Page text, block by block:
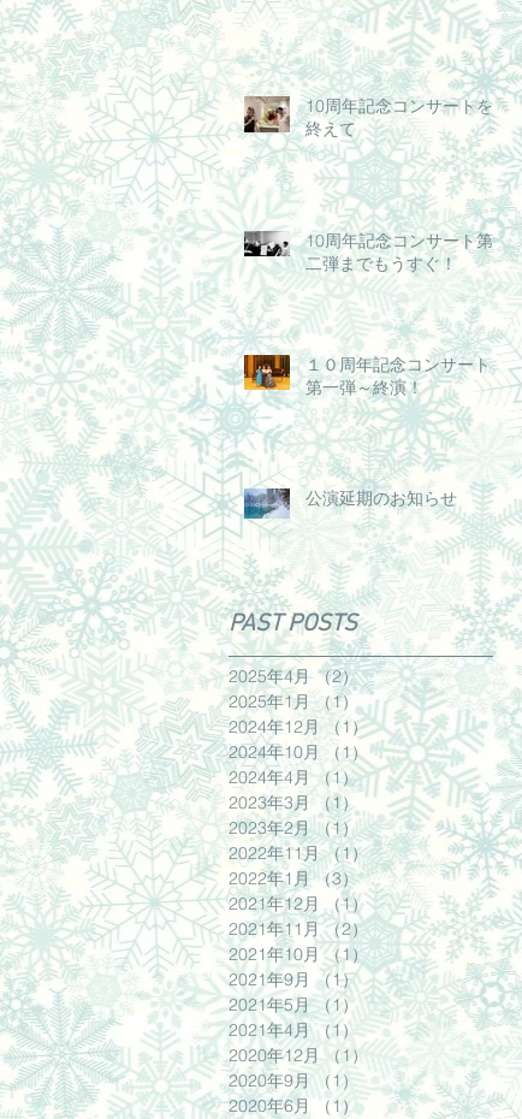
10周年記念コンサートを
終えて
10周年記念コンサート第
二弾までもうすぐ！
１０周年記念コンサート～
第一弾～終演！
公演延期のお知らせ
PAST POSTS
2025年4月 （2）2件の記事
2025年1月
（1）1件の記事
2024年12月
（1）1件の記事
2024年10月
（1） 1件の記事
2024年4月 （1）1件の記事
2023年3月
（1）
1件の記事
2023年2月 （1） 1件の記事
2022年11月 （1）1件の記事
2022年1月 （3）3件の記事
2021年12月 （1）1件の記事
2021年11月 （2） 2件の記事
2021年10月 （1）1件の記事
2021年9月 （1）1件の記事
2021年5月 （1） 1件の記事
2021年4月 （1）
1件の記事
2020年12月
（1）
1件の記事
2020年9月
（1）
1件の記事
2020年6月
（1）
1件の記事